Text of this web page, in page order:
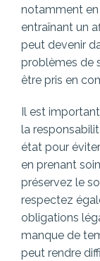
notamment
entraînant un
peut devenir
problèmes de
être pris en
Il est
la
état pour
en prenant
préservez le
respectez
obligations
manque de
peut rendre